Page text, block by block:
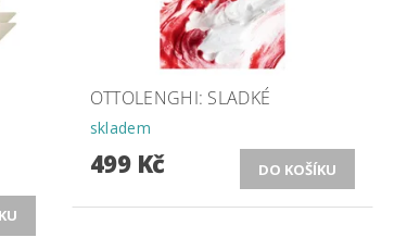
OTTOLENGHI: SLADKÉ
skladem
499 Kč